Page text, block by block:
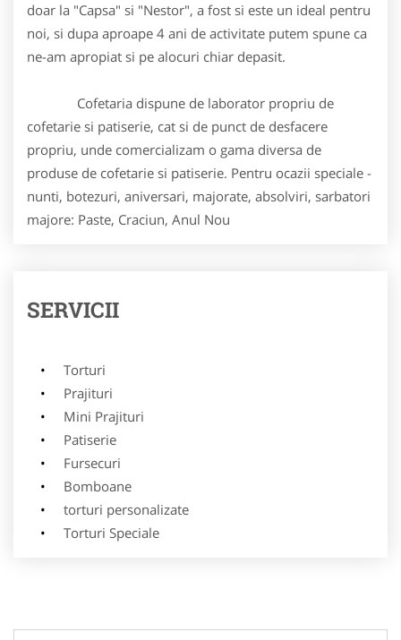
doar la "Capsa" si "Nestor", a fost si este un ideal pentru
noi, si dupa aproape 4 ani de activitate putem spune ca
ne-am apropiat si pe alocuri chiar depasit.
Cofetaria dispune de laborator propriu de
cofetarie si patiserie, cat si de punct de desfacere
propriu, unde comercializam o gama diversa de
produse de cofetarie si patiserie. Pentru ocazii speciale -
nunti, botezuri, aniversari, majorate, absolviri, sarbatori
majore: Paste, Craciun, Anul Nou
SERVICII
Torturi
Prajituri
Mini Prajituri
Patiserie
Fursecuri
Bomboane
torturi personalizate
Torturi Speciale